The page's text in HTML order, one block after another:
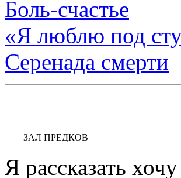
Боль-счастье
«Я люблю под
Серенада смерти
ЗАЛ ПРЕДКОВ
Я рассказать